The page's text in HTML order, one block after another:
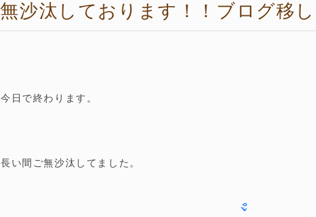
沙汰しております！！ブログ移し
日で終わります。
い間ご無沙汰してました。